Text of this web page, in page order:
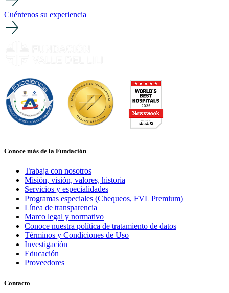
Cuéntenos su experiencia
Conoce más de la Fundación
Trabaja con nosotros
Misión, visión, valores, historia
Servicios y especialidades
Programas especiales (Chequeos, FVL Premium)
Línea de transparencia
Marco legal y normativo
Conoce nuestra política de tratamiento de datos
Términos y Condiciones de Uso
Investigación
Educación
Proveedores
Contacto